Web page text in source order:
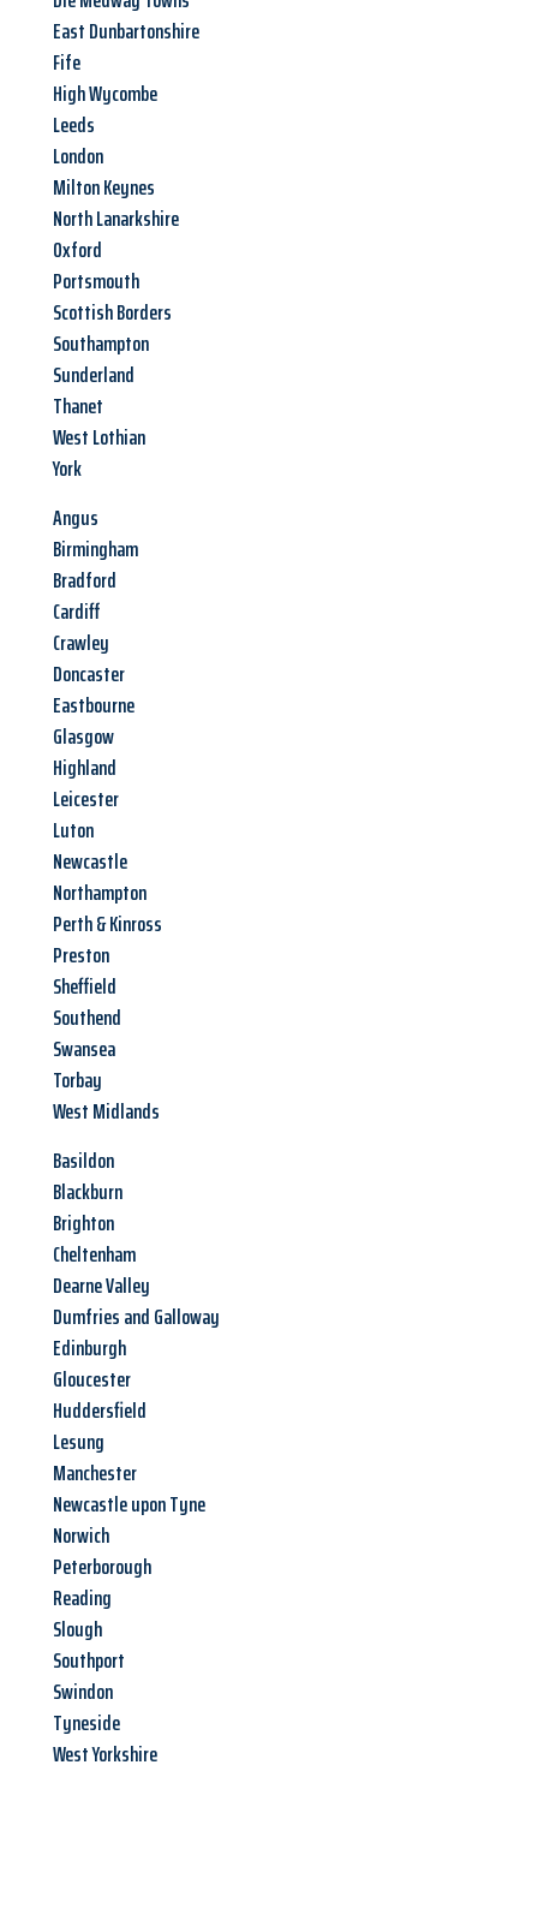
East Dunbartonshire
Fife
High Wycombe
Leeds
London
Milton Keynes
North Lanarkshire
Oxford
Portsmouth
Scottish Borders
Southampton
Sunderland
Thanet
West Lothian
York
Angus
Birmingham
Bradford
Cardiff
Crawley
Doncaster
Eastbourne
Glasgow
Highland
Leicester
Luton
Newcastle
Northampton
Perth & Kinross
Preston
Sheffield
Southend
Swansea
Torbay
West Midlands
Basildon
Blackburn
Brighton
Cheltenham
Dearne Valley
Dumfries and Galloway
Edinburgh
Gloucester
Huddersfield
Lesung
Manchester
Newcastle upon Tyne
Norwich
Peterborough
Reading
Slough
Southport
Swindon
Tyneside
West Yorkshire